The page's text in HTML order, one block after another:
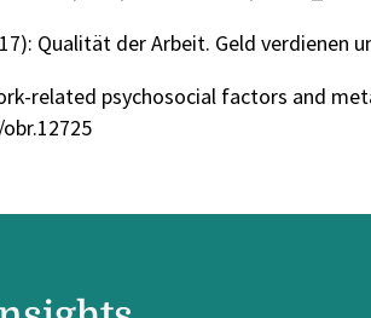
Qualität der Arbeit. Geld verdienen
related psychosocial factors and